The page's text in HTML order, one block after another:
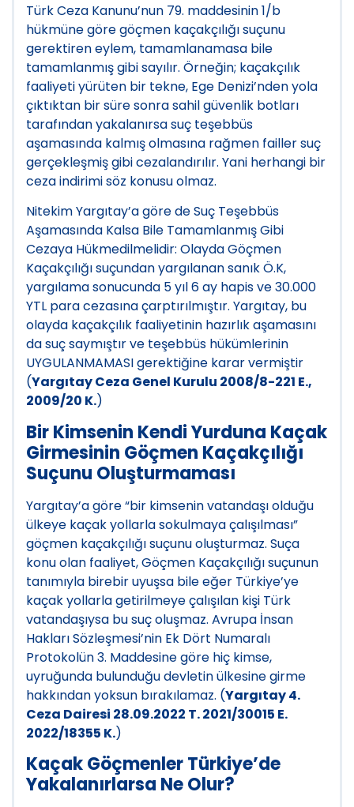
Türk Ceza Kanunu’nun 79. maddesinin 1/b
hükmüne göre göçmen kaçakçılığı suçunu
gerektiren eylem, tamamlanamasa bile
tamamlanmış gibi sayılır. Örneğin; kaçakçılık
faaliyeti yürüten bir tekne, Ege Denizi’nden yola
çıktıktan bir süre sonra sahil güvenlik botları
tarafından yakalanırsa suç teşebbüs
aşamasında kalmış olmasına rağmen failler suç
gerçekleşmiş gibi cezalandırılır. Yani herhangi bir
ceza indirimi söz konusu olmaz.
Nitekim Yargıtay’a göre de Suç Teşebbüs
Aşamasında Kalsa Bile Tamamlanmış Gibi
Cezaya Hükmedilmelidir: Olayda Göçmen
Kaçakçılığı suçundan yargılanan sanık Ö.K,
yargılama sonucunda 5 yıl 6 ay hapis ve 30.000
YTL para cezasına çarptırılmıştır. Yargıtay, bu
olayda kaçakçılık faaliyetinin hazırlık aşamasını
da suç saymıştır ve teşebbüs hükümlerinin
UYGULANMAMASI gerektiğine karar vermiştir
(Yargıtay Ceza Genel Kurulu 2008/8-221 E.,
2009/20 K.)
Bir Kimsenin Kendi Yurduna Kaçak
Girmesinin Göçmen Kaçakçılığı
Suçunu Oluşturmaması
Yargıtay’a göre “bir kimsenin vatandaşı olduğu
ülkeye kaçak yollarla sokulmaya çalışılması”
göçmen kaçakçılığı suçunu oluşturmaz. Suça
konu olan faaliyet, Göçmen Kaçakçılığı suçunun
tanımıyla birebir uyuşsa bile eğer Türkiye’ye
kaçak yollarla getirilmeye çalışılan kişi Türk
vatandaşıysa bu suç oluşmaz. Avrupa İnsan
Hakları Sözleşmesi’nin Ek Dört Numaralı
Protokolün 3. Maddesine göre hiç kimse,
uyruğunda bulunduğu devletin ülkesine girme
hakkından yoksun bırakılamaz. (Yargıtay 4.
Ceza Dairesi 28.09.2022 T. 2021/30015 E.
2022/18355 K.)
Kaçak Göçmenler Türkiye’de
Yakalanırlarsa Ne Olur?